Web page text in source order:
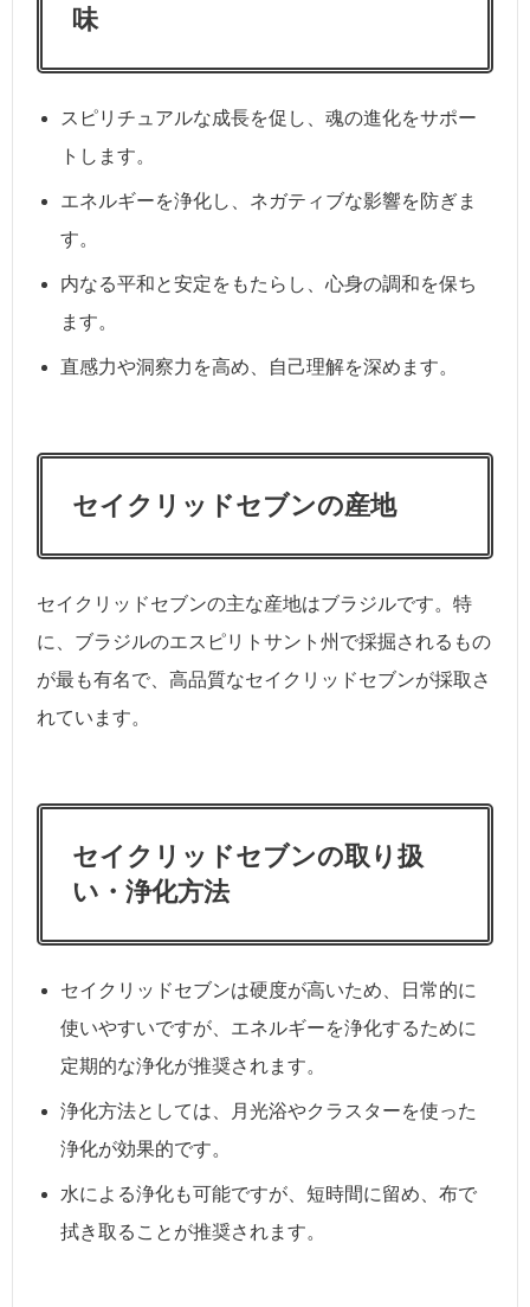
味
スピリチュアルな成長を促し、魂の進化をサポー
トします。
エネルギーを浄化し、ネガティブな影響を防ぎま
す。
内なる平和と安定をもたらし、心身の調和を保ち
ます。
直感力や洞察力を高め、自己理解を深めます。
セイクリッドセブンの産地
セイクリッドセブンの主な産地はブラジルです。特
に、ブラジルのエスピリトサント州で採掘されるもの
が最も有名で、高品質なセイクリッドセブンが採取さ
れています。
セイクリッドセブンの取り扱
い・浄化方法
セイクリッドセブンは硬度が高いため、日常的に
使いやすいですが、エネルギーを浄化するために
定期的な浄化が推奨されます。
浄化方法としては、月光浴やクラスターを使った
浄化が効果的です。
水による浄化も可能ですが、短時間に留め、布で
拭き取ることが推奨されます。